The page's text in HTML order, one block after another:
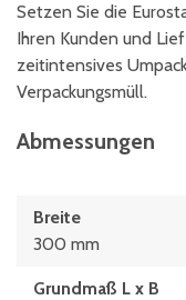
Setzen Sie die
Ihren Kunden und
zeitintensives
Verpackungsmüll.
Abmessungen
Breite
300 mm
Grundmaß L x B